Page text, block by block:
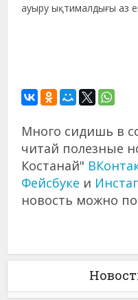
ауыру ықтималдығы аз
Много сидишь в
читай полезные
Костанай"
Фейсбуке и
новость можно